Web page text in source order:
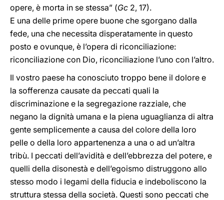
opere, è morta in se stessa” (Gc 2, 17).
E una delle prime opere buone che sgorgano dalla
fede, una che necessita disperatamente in questo
posto e ovunque, è l’opera di riconciliazione:
riconciliazione con Dio, riconciliazione l’uno con l’altro.
Il vostro paese ha conosciuto troppo bene il dolore e
la sofferenza causate da peccati quali la
discriminazione e la segregazione razziale, che
negano la dignità umana e la piena uguaglianza di altra
gente semplicemente a causa del colore della loro
pelle o della loro appartenenza a una o ad un’altra
tribù. I peccati dell’avidità e dell’ebbrezza del potere, e
quelli della disonestà e dell’egoismo distruggono allo
stesso modo i legami della fiducia e indeboliscono la
struttura stessa della società. Questi sono peccati che